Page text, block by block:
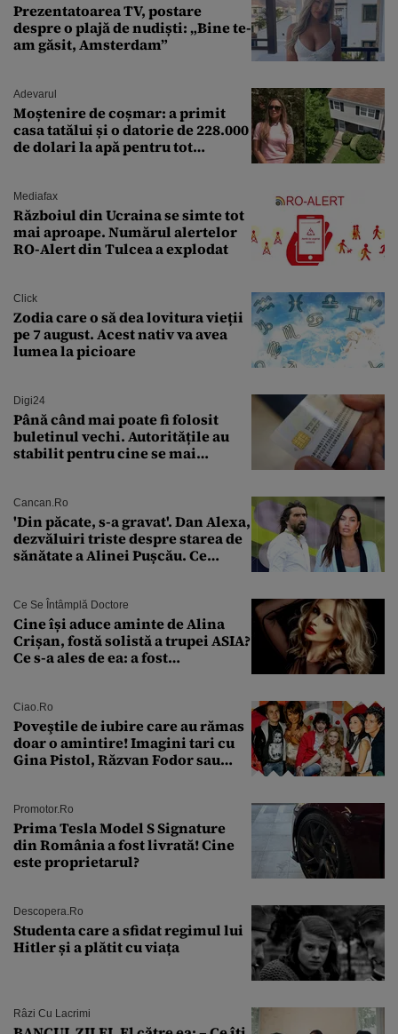
Prezentatoarea TV, postare
despre o plajă de nudiști: „Bine te-
am găsit, Amsterdam”
Adevarul
Moștenire de coșmar: a primit
casa tatălui și o datorie de 228.000
de dolari la apă pentru tot
Mediafax
Războiul din Ucraina se simte tot
mai aproape. Numărul alertelor
RO-Alert din Tulcea a explodat
Click
Zodia care o să dea lovitura vieții
pe 7 august. Acest nativ va avea
lumea la picioare
Digi24
Până când mai poate fi folosit
buletinul vechi. Autoritățile au
stabilit pentru cine se mai
Cancan.ro
'Din păcate, s-a gravat'. Dan Alexa,
dezvăluiri triste despre starea de
sănătate a Alinei Pușcău. Ce
Ce Se Întâmplă Doctore
Cine își aduce aminte de Alina
Crișan, fostă solistă a trupei ASIA?
Ce s-a ales de ea: a fost
Ciao.ro
Poveştile de iubire care au rămas
doar o amintire! Imagini tari cu
Gina Pistol, Răzvan Fodor sau
Promotor.ro
Prima Tesla Model S Signature
din România a fost livrată! Cine
este proprietarul?
Descopera.ro
Studenta care a sfidat regimul lui
Hitler și a plătit cu viața
Râzi Cu Lacrimi